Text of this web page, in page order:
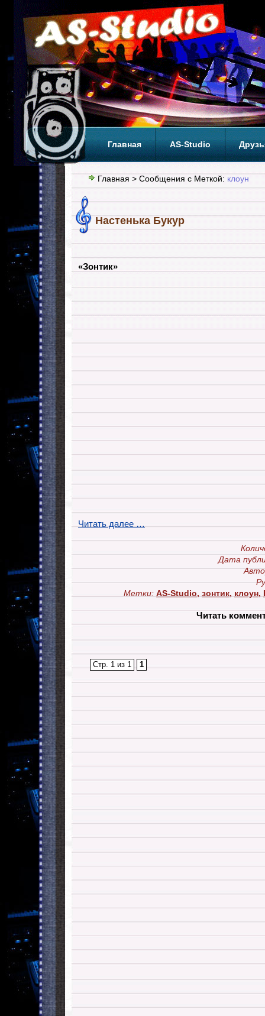
Главная AS-Studio
Теги ТОП
Главная > Сообщения с Меткой: клоун
Настенька Букур
«Зонтик»
Читать далее …
Дата
Метки: AS-Studio, зонтик, клоун,
Читать
Стр. 1 из 1 1